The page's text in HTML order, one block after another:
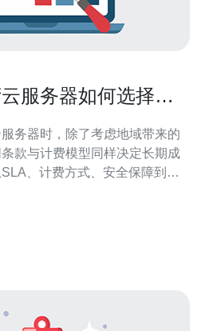
服务器如何选择合
务器时，除了考虑地域带来的
款与计费模型同样决定长期成
、计费方式、安全保障到与
出性价比高的决策。 首先要